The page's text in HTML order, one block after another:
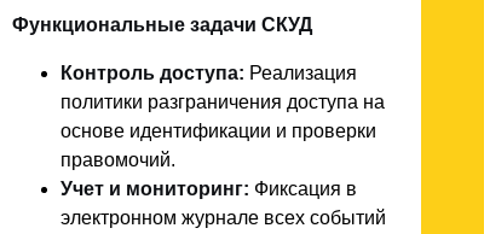
Функциональные задачи СКУД
Контроль доступа: Реализация
политики разграничения доступа на
основе идентификации и проверки
правомочий.
Учет и мониторинг: Фиксация в
электронном журнале всех событий